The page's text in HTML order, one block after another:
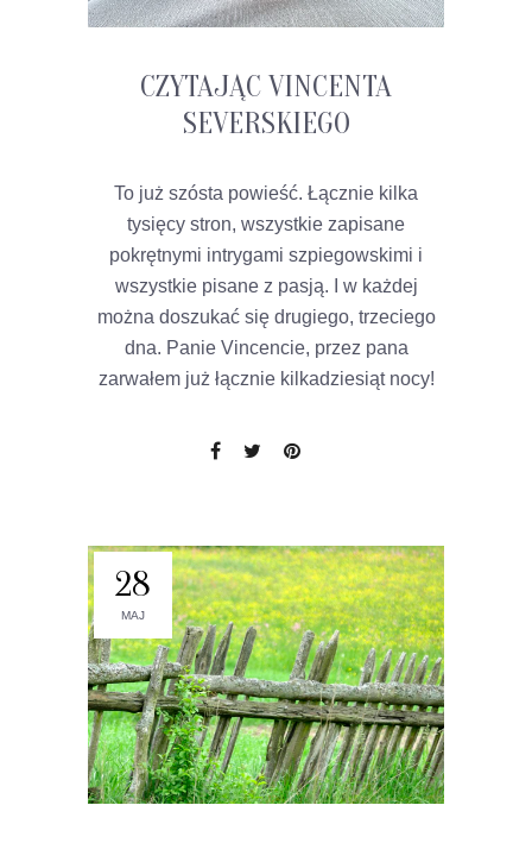
CZYTAJĄC VINCENTA
SEVERSKIEGO
To już szósta powieść. Łącznie kilka
tysięcy stron, wszystkie zapisane
pokrętnymi intrygami szpiegowskimi i
wszystkie pisane z pasją. I w każdej
można doszukać się drugiego, trzeciego
dna. Panie Vincencie, przez pana
zarwałem już łącznie kilkadziesiąt nocy!
28
MAJ